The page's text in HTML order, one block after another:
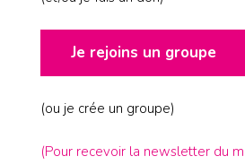
Je rejoins un groupe
(ou je crée un groupe)
(Pour recevoir la newsletter du